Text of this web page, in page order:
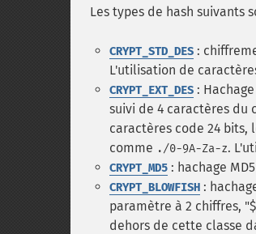
Les types de hash suivants
CRYPT_STD_DES :
L'utilisation de
CRYPT_EXT_DES :
suivi de 4 caractères du
caractères code 24 bits,
comme ./0-9A-Za-z.
CRYPT_MD5 : hachage
CRYPT_BLOWFISH :
paramètre à 2 chiffres,
dehors de cette classe